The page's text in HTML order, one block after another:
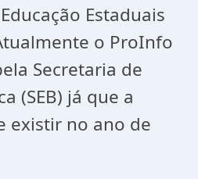
Estaduais
o ProInfo
Secretaria de
(SEB) já que a
existir no ano de